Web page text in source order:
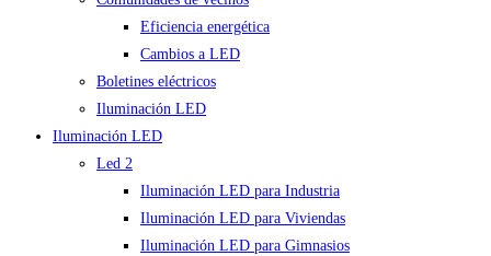
Eficiencia energética
Cambios a LED
Boletines eléctricos
Iluminación LED
Iluminación LED
Led 2
Iluminación LED para Industria
Iluminación LED para Viviendas
Iluminación LED para Gimnasios